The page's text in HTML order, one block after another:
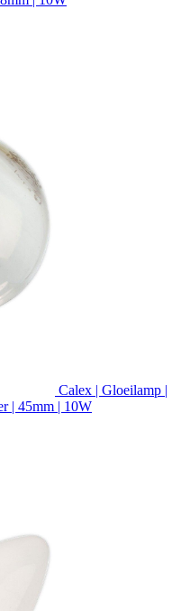
Calex | Gloeilamp |
| 45mm | 10W